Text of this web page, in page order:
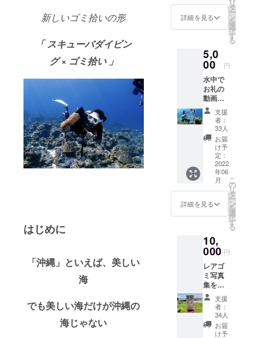
新しいゴミ拾いの形
「 スキューバダイビン
グ× ゴミ拾い 」
はじめに
「沖縄」といえば、美しい
海
でも美しい海だけが沖縄の
海じゃない
意） 水
中ゴミ
拾い専
「Dr.blu
e」のス
テッ
カーで
す♪ マ
イクロ
プラス
チック
をイ
メージ
してロ
ゴを
作って
ます♪隣
にはマ
イクロ
プラス
チック
ようと
してい
ガメさ
んが、
そして
海の中
には
うっす
らゴミ
が漂っ
詳細を見る
リ
タ
ー
ン
を
選
択
す
る
5,0
00 円
水中で
お礼の
動画を
撮影！
+ホーム
ページ
に名前
記載
（任
意）
10〜15
秒前後
の動画
を撮り
ます！
れば、
スレー
トにお
名前も
記載さ
せてい
ただく
予定で
す♪
※Gopro
で撮影
支援
者：
33人
お届
け予
定：
2022
年06
月
詳細を見る
こ
の
リ
タ
ー
ン
を
選
択
す
る
10,
000 円
レアゴ
ミ写真
集をご
提供！
＋ホー
ムペー
ジに名
前記載
支援
者：
34人
お届
け予